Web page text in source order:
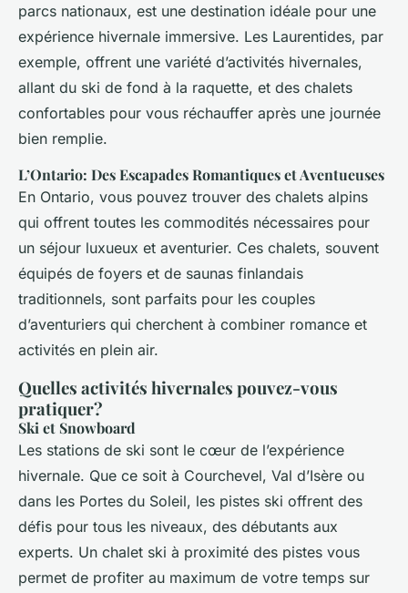
parcs nationaux, est une destination idéale pour une
expérience hivernale immersive. Les Laurentides, par
exemple, offrent une variété d’activités hivernales,
allant du ski de fond à la raquette, et des chalets
confortables pour vous réchauffer après une journée
bien remplie.
L’Ontario: Des Escapades Romantiques et Aventueuses
En Ontario, vous pouvez trouver des chalets alpins
qui offrent toutes les commodités nécessaires pour
un séjour luxueux et aventurier. Ces chalets, souvent
équipés de foyers et de saunas finlandais
traditionnels, sont parfaits pour les couples
d’aventuriers qui cherchent à combiner romance et
activités en plein air.
Quelles activités hivernales pouvez-vous
pratiquer?
Ski et Snowboard
Les stations de ski sont le cœur de l’expérience
hivernale. Que ce soit à Courchevel, Val d’Isère ou
dans les Portes du Soleil, les pistes ski offrent des
défis pour tous les niveaux, des débutants aux
experts. Un chalet ski à proximité des pistes vous
permet de profiter au maximum de votre temps sur